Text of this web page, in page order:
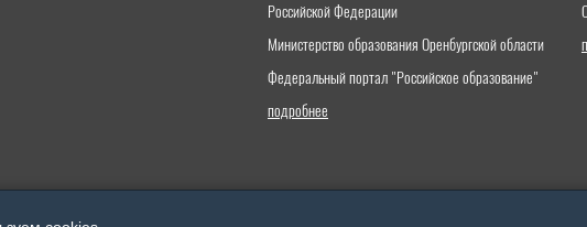
Российской Федерации
Министерство образования Оренбургской области
Федеральный портал "Российское образование"
подробнее